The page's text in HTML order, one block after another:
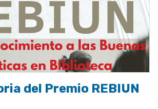
del Premio REBIUN